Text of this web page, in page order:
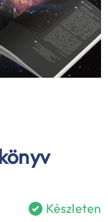
Készleten